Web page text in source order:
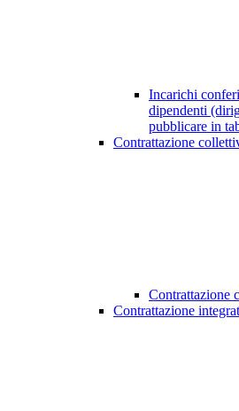
Incarichi
dipendenti
pubblicare in
Contrattazione
Contrattazione
Contrattazione